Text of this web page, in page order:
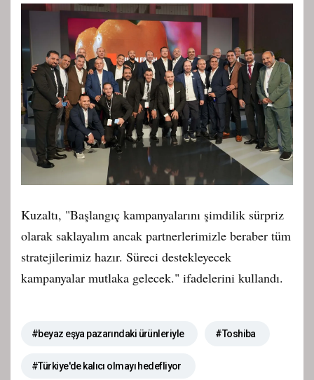
Kuzaltı, "Başlangıç kampanyalarını şimdilik sürpriz
olarak saklayalım ancak partnerlerimizle beraber tüm
stratejilerimiz hazır. Süreci destekleyecek
kampanyalar mutlaka gelecek." ifadelerini kullandı.
#beyaz eşya pazarındaki ürünleriyle #Toshiba
#Türkiye'de kalıcı olmayı hedefliyor